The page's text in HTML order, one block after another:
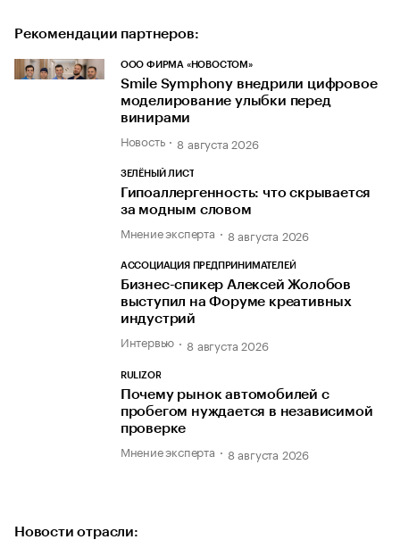
Рекомендации партнеров:
ООО ФИРМА «НОВОСТОМ»
Smile Symphony внедрили цифровое
моделирование улыбки перед
винирами
Новость 8 августа 2026
ЗЕЛЁНЫЙ ЛИСТ
Гипоаллергенность: что скрывается
за модным словом
Мнение эксперта 8 августа 2026
АССОЦИАЦИЯ ПРЕДПРИНИМАТЕЛЕЙ
Бизнес-спикер Алексей Жолобов
выступил на Форуме креативных
индустрий
Интервью 8 августа 2026
RULIZOR
Почему рынок автомобилей с
пробегом нуждается в независимой
проверке
Мнение эксперта 8 августа 2026
Новости отрасли: